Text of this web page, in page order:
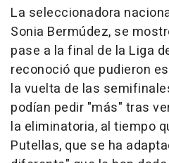
La seleccionadora
Sonia Bermúdez, se
pase a la final de la Liga
reconoció que pudieron
la vuelta de las
podían pedir "más" tras
la eliminatoria, al tiempo
Putellas, que se ha